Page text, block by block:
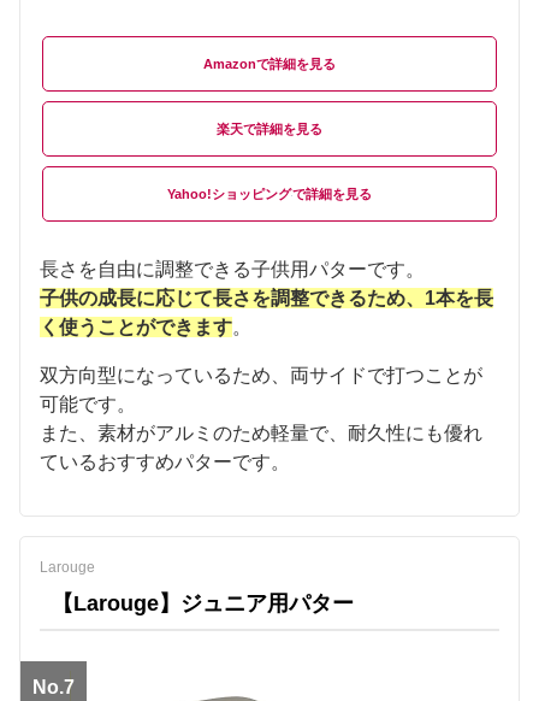
Amazon
楽天
Yahoo!ショッピング
長さを自由に調整できる子供用パターです。
子供の成長に応じて長さを調整できるため、1本を長
く使うことができます。
双方向型になっているため、両サイドで打つことが
可能です。
また、素材がアルミのため軽量で、耐久性にも優れ
ているおすすめパターです。
Larouge
【Larouge】ジュニア用パター
No.7